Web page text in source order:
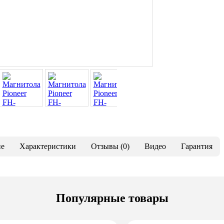
Характеристики Отзывы (0) Видео Гарантия
Популярные товары